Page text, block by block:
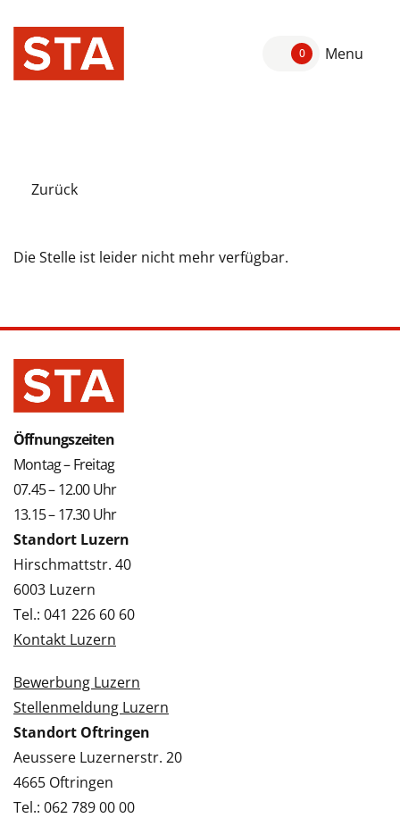
0 Menu
Zurück
Die Stelle ist leider nicht mehr verfügbar.
Öffnungszeiten
Montag – Freitag
07.45 – 12.00 Uhr
13.15 – 17.30 Uhr
Standort Luzern
Hirschmattstr. 40
6003 Luzern
Tel.: 041 226 60 60
Kontakt Luzern
Bewerbung Luzern
Stellenmeldung Luzern
Standort Oftringen
Aeussere Luzernerstr. 20
4665 Oftringen
Tel.: 062 789 00 00